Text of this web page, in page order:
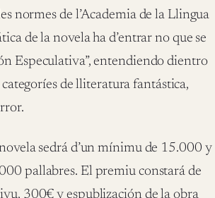
normes de l’Academia de la Llingua
de la novela ha d’entrar no que se
Especulativa”, entendiendo dientro
categoríes de lliteratura fantástica,
sedrá d’un mínimu de 15.000 y
pallabres. El premiu constará de
300€ y espublización de la obra